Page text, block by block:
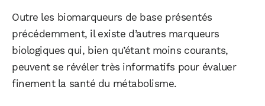
Outre les biomarqueurs de base présentés
précédemment, il existe d’autres marqueurs
biologiques qui, bien qu’étant moins courants,
peuvent se révéler très informatifs pour évaluer
finement la santé du métabolisme.
Email
Facebook X